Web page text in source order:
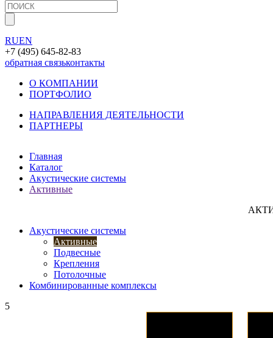
RUEN
+7 (495) 645-82-83
обратная связьконтакты
О КОМПАНИИ
ПОРТФОЛИО
НАПРАВЛЕНИЯ ДЕЯТЕЛЬНОСТИ
ПАРТНЕРЫ
Главная
Каталог
Акустические системы
Активные
Акустические системы
Активные
Подвесные
Крепления
Потолочные
Комбинированные комплексы
5